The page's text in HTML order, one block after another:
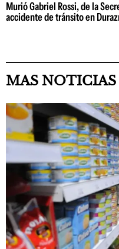
Murió Gabriel Rossi, de la
accidente de tránsito en
MAS